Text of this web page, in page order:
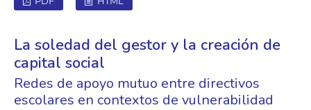
La soledad del gestor y la creación de
capital social
Redes de apoyo mutuo entre directivos
escolares en contextos de vulnerabilidad